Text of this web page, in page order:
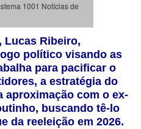
1001 Notícias de
Lucas Ribeiro,
político visando as
para pacificar o
a estratégia do
aproximação com o ex-
buscando tê-lo
da reeleição em 2026.